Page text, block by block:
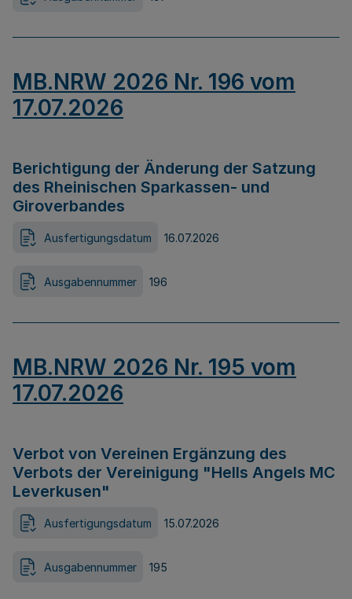
MB.NRW 2026 Nr. 196 vom
17.07.2026
Berichtigung der Änderung der Satzung
des Rheinischen Sparkassen- und
Giroverbandes
Ausfertigungsdatum 16.07.2026
Ausgabennummer 196
MB.NRW 2026 Nr. 195 vom
17.07.2026
Verbot von Vereinen Ergänzung des
Verbots der Vereinigung "Hells Angels MC
Leverkusen"
Ausfertigungsdatum 15.07.2026
Ausgabennummer 195